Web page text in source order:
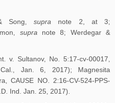
& Song,supra note 2, at 3;
supra note 8; Werdegar &
v. Sultanov, No. 5:17-cv-00017,
Jan. 6, 2017); Magnesita
CAUSE NO. 2:16-CV-524-PPS-
Ind. Jan. 25, 2017).